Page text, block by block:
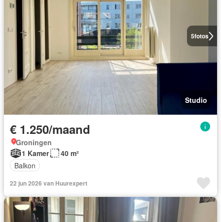
5fotos
Studio
€ 1.250/maand
Groningen
1 Kamer
40 m²
Balkon
22 jun 2026 van Huurexpert